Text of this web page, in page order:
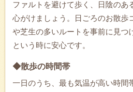
ファルトを避けて歩く、日陰のあ
心がけましょう。日ごろのお散歩
や芝生の多いルートを事前に見つ
という時に安心です。
◆散歩の時間帯
一日のうち、最も気温が高い時間